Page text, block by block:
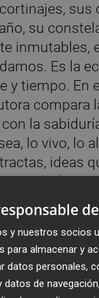
sus
su
inmutables,
Es la
y tiempo. En
compara
la
lo vivo, lo
ideas
a la
al que se
una forma de
reino de lo
con
y nuestros socios
para almacenar y
datos personales,
datos de